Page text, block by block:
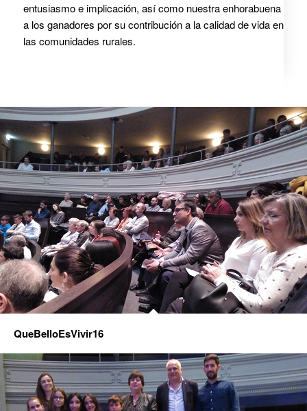
entusiasmo e implicación, así como nuestra enhorabuena
a los ganadores por su contribución a la calidad de vida en
las comunidades rurales.
QueBelloEsVivir16